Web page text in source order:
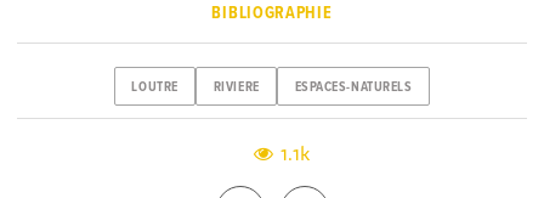
BIBLIOGRAPHIE
LOUTRE RIVIERE ESPACES-NATURELS
1.1k